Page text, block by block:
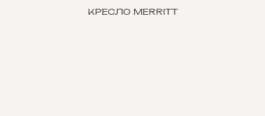
КРЕСЛО MERRITT